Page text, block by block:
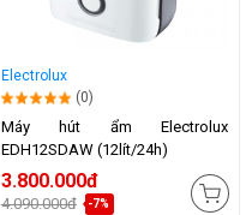
Electrolux
(0)
Máy hút ẩm Electrolux
EDH12SDAW (12lít/24h)
3.800.000đ
4.090.000đ -7%